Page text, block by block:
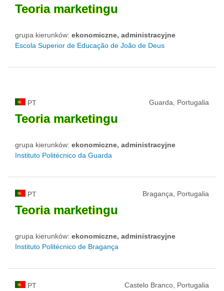
Teoria marketingu
grupa kierunków: ekonomiczne, administracyjne
Escola Superior de Educação de João de Deus
PT Guarda, Portugalia
Teoria marketingu
grupa kierunków: ekonomiczne, administracyjne
Instituto Politécnico da Guarda
PT Bragança, Portugalia
Teoria marketingu
grupa kierunków: ekonomiczne, administracyjne
Instituto Politécnico de Bragança
PT Castelo Branco, Portugalia